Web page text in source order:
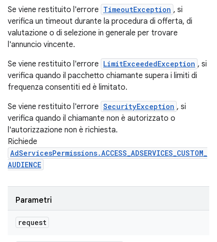
Se viene restituito l'errore TimeoutException , si
verifica un timeout durante la procedura di offerta, di
valutazione o di selezione in generale per trovare
l'annuncio vincente.
Se viene restituito l'errore LimitExceededException , si
verifica quando il pacchetto chiamante supera i limiti di
frequenza consentiti ed è limitato.
Se viene restituito l'errore SecurityException , si
verifica quando il chiamante non è autorizzato o
l'autorizzazione non è richiesta.
Richiede
AdServicesPermissions.ACCESS_ADSERVICES_CUSTOM_
AUDIENCE
Parametri
request